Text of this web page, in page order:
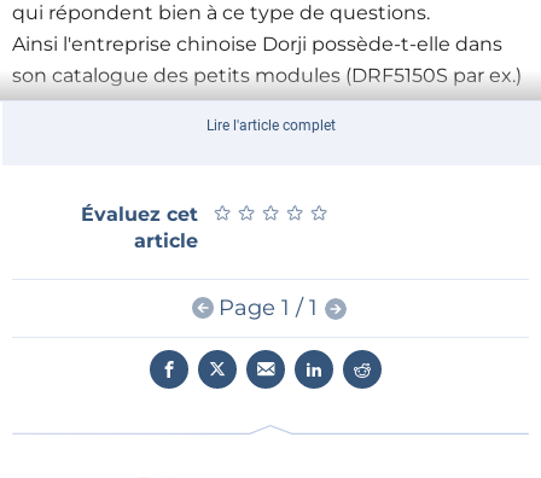
qui répondent bien à ce type de questions.
Ainsi l'entreprise chinoise Dorji possède-t-elle dans
son catalogue des petits modules (DRF5150S par ex.)
capables de transmettre deux signaux, qu'ils soient
numériques ou analogiques sur la bande ISM
scientifiques, et médicales). Ils peuvent également
exploiter directement des capteurs de température
configurer le module à partir de votre ordinateur à
travers une liaison sérielle.
En HF, comme dans beaucoup d'autres domaines de
souvent trouver le bon composant.
Lire l'article complet
Évaluez cet
article
★ ★ ★ ★ ★
★ ★ ★ ★ ★
Page 1 / 1